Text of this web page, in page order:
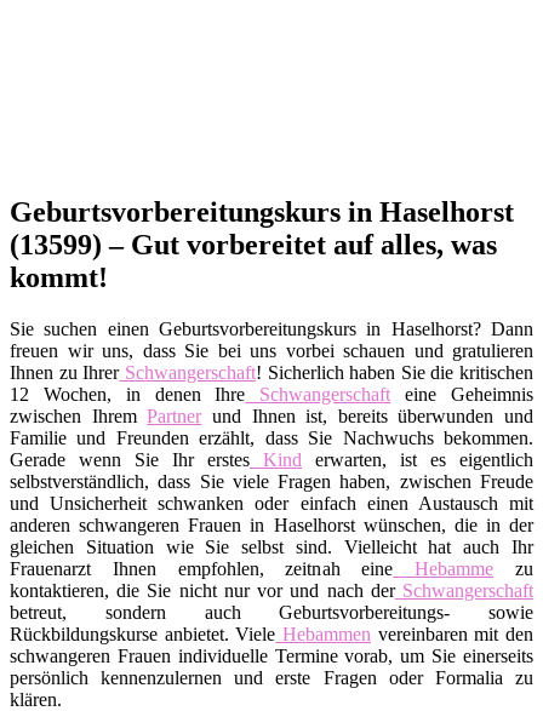
Geburtsvorbereitungskurs in Haselhorst
(13599) – Gut vorbereitet auf alles, was
kommt!
Sie suchen einen Geburtsvorbereitungskurs in Haselhorst? Dann
freuen wir uns, dass Sie bei uns vorbei schauen und gratulieren
Ihnen zu IhrerSchwangerschaft! Sicherlich haben Sie die kritischen
12 Wochen, in denen Ihre Schwangerschaft eine Geheimnis
zwischen IhremPartnerund Ihnen ist, bereits überwunden und
Familie und Freunden erzählt, dass Sie Nachwuchs bekommen.
Gerade wenn Sie Ihr erstes Kind erwarten, ist es eigentlich
selbstverständlich, dass Sie viele Fragen haben, zwischen Freude
und Unsicherheit schwanken oder einfach einen Austausch mit
anderen schwangeren Frauen in Haselhorst wünschen, die in der
gleichen Situation wie Sie selbst sind. Vielleicht hat auch Ihr
Frauenarzt Ihnen empfohlen, zeitnah eine Hebamme zu
kontaktieren, die Sie nicht nur vor und nach derSchwangerschaft
betreut, sondern auch Geburtsvorbereitungs- sowie
Rückbildungskurse anbietet. Viele Hebammen vereinbaren mit den
schwangeren Frauen individuelle Termine vorab, um Sie einerseits
persönlich kennenzulernen und erste Fragen oder Formalia zu
klären.